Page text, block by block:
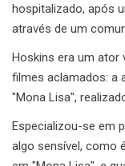
hospitalizado, após
através de um
Hoskins era um
filmes aclamados: a
"Mona Lisa",
Especializou-se em
algo sensível, como